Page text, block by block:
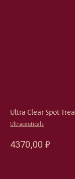
Ultra Clear Spot
Ultraceuticals
4370,00 ₽